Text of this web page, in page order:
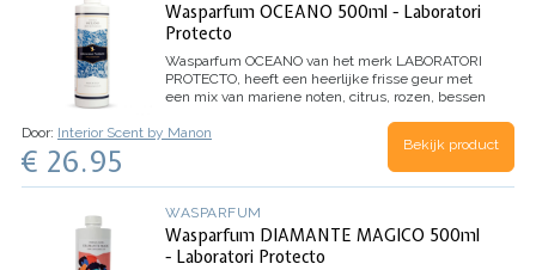
Wasparfum OCEANO 500ml - Laboratori
Protecto
Wasparfum OCEANO van het merk LABORATORI
PROTECTO, heeft een heerlijke frisse geur met
een mix van mariene noten, citrus, rozen, bessen
wasbeurten)
Door: Interior Scent by Manon
€ 26.95 Bekijk product
WASPARFUM
Wasparfum DIAMANTE MAGICO 500ml
- Laboratori Protecto